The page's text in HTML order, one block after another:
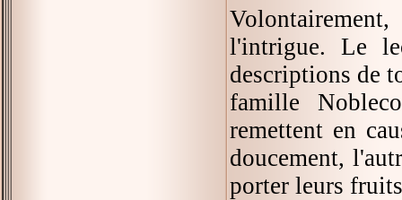
l'intrigue. Le
descriptions de
famille
remettent en
doucement,
porter leurs